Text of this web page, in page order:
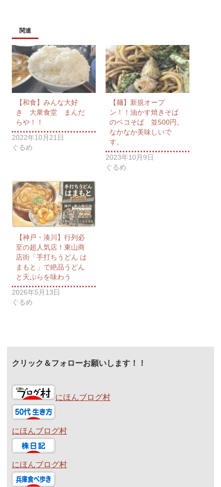
関連
【和食】みんな大好
き 大衆食堂 まんだ
らや！！
2022年10月21日
ぐるめ
【麺】新規オープ
ン！！油かす焼きそば
のベコそば 並500円。
なかなか美味しいで
す。
2023年10月9日
ぐるめ
【神戸・湊川】行列必
至の超人気店！東山商
店街「手打ちうどん は
まもと」で絶品うどん
と天ぷらを味わう
2026年5月13日
ぐるめ
クリック＆フォローお願いします！！
にほんブログ村
にほんブログ村
にほんブログ村